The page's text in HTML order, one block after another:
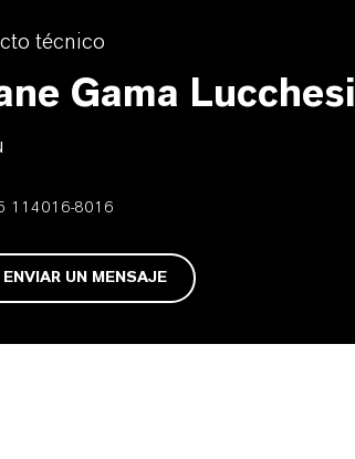
técnico
Gama Lucchesi
114016-8016
ENVIAR UN MENSAJE